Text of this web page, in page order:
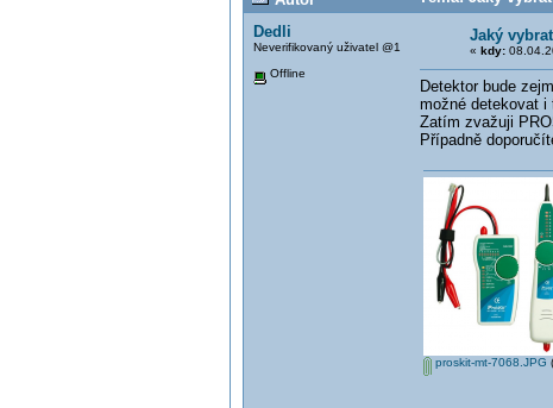
Dedli
Neverifikovaný uživatel @1
Offline
Jaký
« kdy:
Detektor bude
možné detekovat i
Zatím zvažuji
Případně
proskit-mt-7068.JPG